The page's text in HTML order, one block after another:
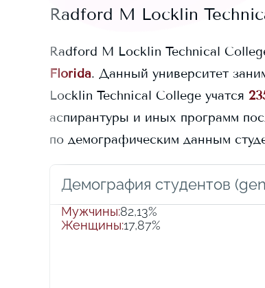
Radford M Locklin
Radford M Locklin Technical
Florida. Данный университет
Locklin Technical College учатся
аспирантуры и иных программ
по демографическим данным
Демография студентов
Мужчины:82,13%
Женщины:17,87%